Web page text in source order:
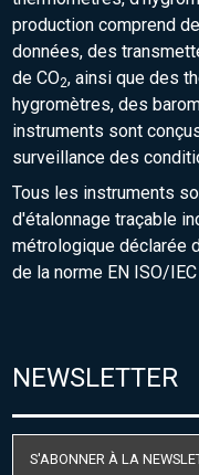
production comprend
données, des
de CO2, ainsi que des
hygromètres, des
instruments sont
surveillance des
Tous les instruments
d'étalonnage traçable
métrologique déclarée
de la norme EN ISO/
NEWSLETTER
S'ABONNER À LA